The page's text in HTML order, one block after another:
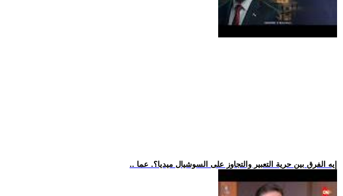
.. إيه الفرق بين حرية التعبير والتجاوز على السوشيال ميديا؟. عما